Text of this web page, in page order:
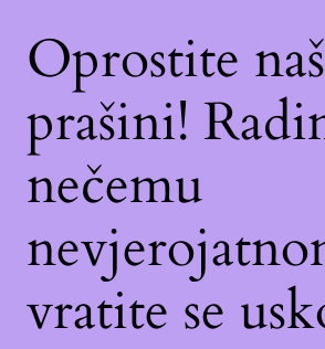
Oprostite
prašini!
nečemu
vratite se